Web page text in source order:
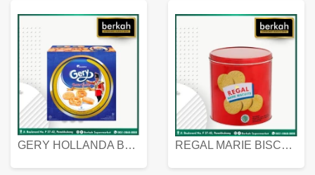
GERY HOLLANDA BUTTER COOKIES 450 GRAM REGAL MARIE BISCUIT KALENG 550 GRAM